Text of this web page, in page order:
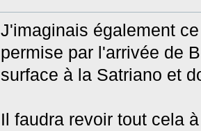
J'imaginais également
permise par l'arrivée de
surface à la Satriano et
Il faudra revoir tout cela